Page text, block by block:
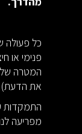
כל פעולה
פנימי או
המטרה
את
התמקדות
מפריעה